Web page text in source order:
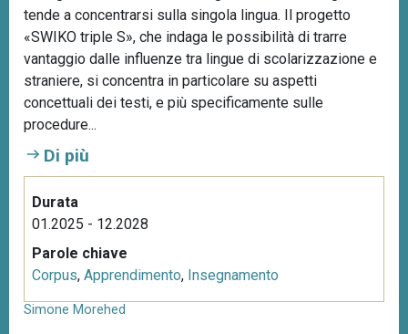
tende a concentrarsi sulla singola lingua. Il progetto
«SWIKO triple S», che indaga le possibilità di trarre
vantaggio dalle influenze tra lingue di scolarizzazione e
straniere, si concentra in particolare su aspetti
concettuali dei testi, e più specificamente sulle
procedure...
Di più
Durata
01.2025 - 12.2028
Parole chiave
Corpus, Apprendimento, Insegnamento
Simone Morehed